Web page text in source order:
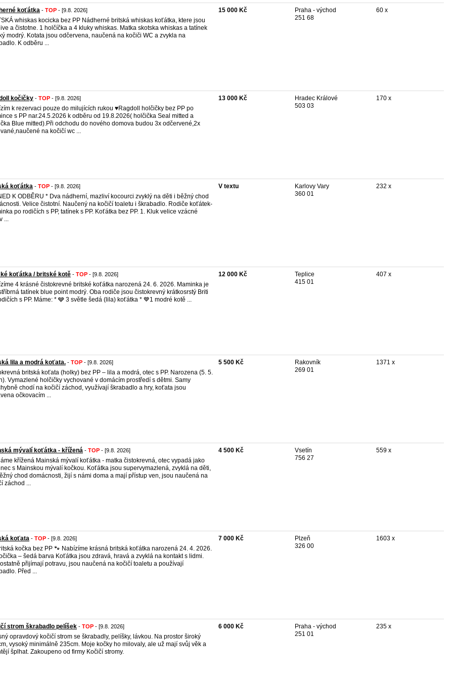
koťátka - TOP - [9.8. 2026]
whiskas kocicka bez PP Nádherné britská whiskas koťátka, ktere jsou
a čistotne. 1 holčíčka a 4 kluky whiskas. Matka skotska whiskas a tatínek
modrý. Kotata jsou odčervena, naučená na kočiči WC a zvykla na
K odběru ...
15 000 Kč
Praha - východ
251 68
60 x
kočičky - TOP - [9.8. 2026]
k rezervaci pouze do milujících rukou ♥️Ragdoll holčičky bez PP po
s PP nar.24.5.2026 k odběru od 19.8.2026( holčička Seal mitted a
Blue mitted).Při odchodu do nového domova budou 3x odčervené,2x
na kočičí wc ...
13 000 Kč
Hradec Králové
503 03
170 x
koťátka - TOP - [9.8. 2026]
K ODBĚRU * Dva nádherní, mazliví kocourci zvyklý na děti i běžný chod
Velice čistotní. Naučený na kočičí toaletu i škrabadlo. Rodiče koťátek-
po rodičích s PP, tatínek s PP. Koťátka bez PP. 1. Kluk velice vzácné
...
V textu
Karlovy Vary
360 01
232 x
koťátka / britské kotě - TOP - [9.8. 2026]
4 krásné čistokrevné britské koťátka narozená 24. 6. 2026. Maminka je
tatínek blue point modrý. Oba rodiče jsou čistokrevný krátkosrstý Briti
s PP. Máme: * 🩶 3 světle šedá (lila) koťátka * 💙1 modré kotě ...
12 000 Kč
Teplice
415 01
407 x
lila a modrá koťata. - TOP - [9.8. 2026]
britská koťata (holky) bez PP – lila a modrá, otec s PP. Narozena (5. 5.
Vymazlené holčičky vychované v domácím prostředí s dětmi. Samy
chodí na kočičí záchod, využívají škrabadlo a hry, koťata jsou
očkovacím ...
5 500 Kč
Rakovník
269 01
1371 x
mývalí koťátka - křížená - TOP - [9.8. 2026]
křížená Mainská mývalí koťátka - matka čistokrevná, otec vypadá jako
s Mainskou mývalí kočkou. Koťátka jsou supervymazlená, zvyklá na děti,
chod domácnosti, žijí s námi doma a mají přístup ven, jsou naučená na
záchod ...
4 500 Kč
Vsetín
756 27
559 x
koťata - TOP - [9.8. 2026]
kočka bez PP 🐾 Nabízíme krásná britská koťátka narozená 24. 4. 2026.
– šedá barva Koťátka jsou zdravá, hravá a zvyklá na kontakt s lidmi.
přijímají potravu, jsou naučená na kočičí toaletu a používají
Před ...
7 000 Kč
Plzeň
326 00
1603 x
strom škrabadlo pelíšek - TOP - [9.8. 2026]
opravdový kočičí strom se škrabadly, pelíšky, lávkou. Na prostor široký
vysoký minimálně 235cm. Moje kočky ho milovaly, ale už mají svůj věk a
šplhat. Zakoupeno od firmy Kočičí stromy.
6 000 Kč
Praha - východ
251 01
235 x